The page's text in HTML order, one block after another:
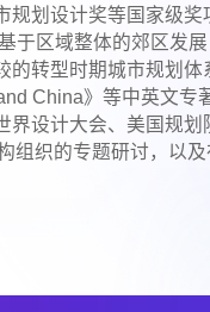
划设计奖等国家级
区域整体的郊区发
转型时期城市规划
China》等中英文专
设计大会、美国规
织的专题研讨，以及